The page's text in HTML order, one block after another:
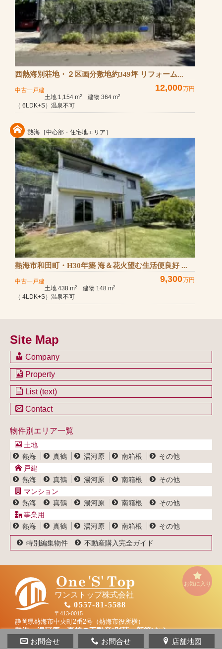
西熱海別荘地・２区画分敷地約349坪 リフォーム...
中古一戸建 12,000万円
土地 1,154 m2 建物 364 m2
（ 6LDK+S）温泉不可
熱海 ［中心部・住宅地エリア］
熱海市和田町・H30年築 海＆花火望む生活便良好 ...
中古一戸建 9,300万円
土地 438 m2 建物 148 m2
（ 4LDK+S）温泉不可
Site Map
Company
会社のご案内
不動産を購入したい方
不動産を売却したい方
不動産買取システム
Property
土地一覧
戸建一覧
マンション一覧
事業用物件一覧
List (text)
土地一覧
マンション一覧
事業用物件一覧
Contact
ブログ
プライバシーポリシー
サイトポリシー
物件別エリア一覧
土地
熱海
真鶴 湯河原 南箱根
その他
戸建
熱海
真鶴 湯河原 南箱根
その他
マンション
熱海
真鶴 湯河原 南箱根
その他
事業用
熱海
真鶴 湯河原 南箱根 その他
特別編集物件 不動産購入完全ガイド
お気に入り
ワンストップ株式会社
0557-81-5588
〒413-0015
静岡県熱海市中央町2番2号（熱海市役所横）
熱海・湯河原・真鶴の不動産(別荘・新築)なら
ワンストップ株式会社
お問合せ お問合せ 店舗地図